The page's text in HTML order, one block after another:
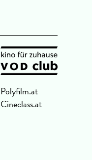
Polyfilm.at
Cineclass.at